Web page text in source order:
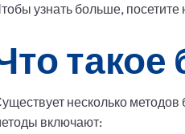
узнать больше, посетите
такое
несколько
включают: